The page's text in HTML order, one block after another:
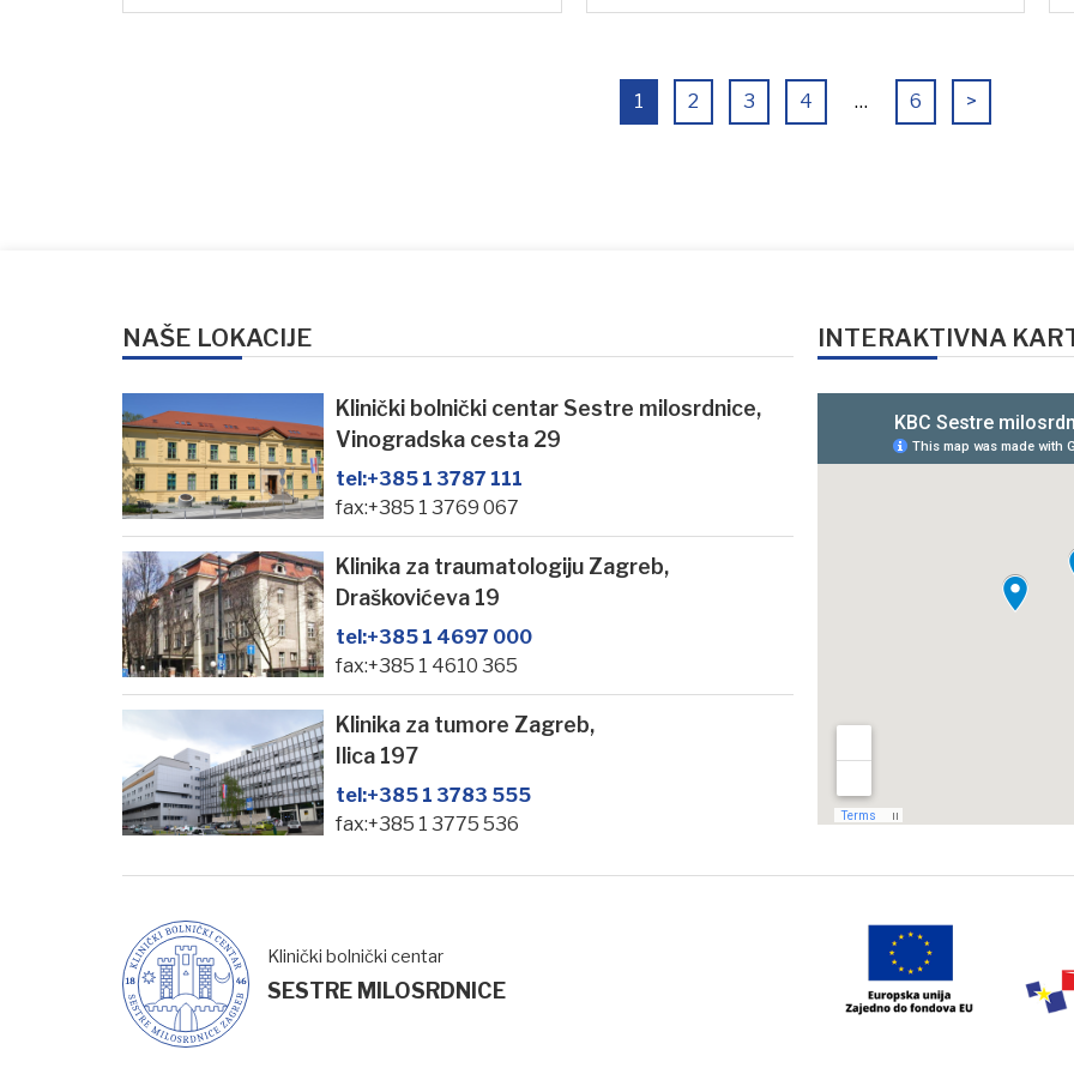
1 2 3 4 … 6 >
NAŠE LOKACIJE
Klinički bolnički centar Sestre milosrdnice,
Vinogradska cesta 29
tel:+385 1 3787 111
fax:+385 1 3769 067
Klinika za traumatologiju Zagreb,
Draškovićeva 19
tel:+385 1 4697 000
fax:+385 1 4610 365
Klinika za tumore Zagreb,
Ilica 197
tel:+385 1 3783 555
fax:+385 1 3775 536
INTERAKTIVNA
Klinički bolnički centar
SESTRE MILOSRDNICE